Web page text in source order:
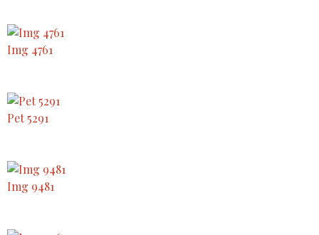
Img 4761
Pet 5291
Img 9481